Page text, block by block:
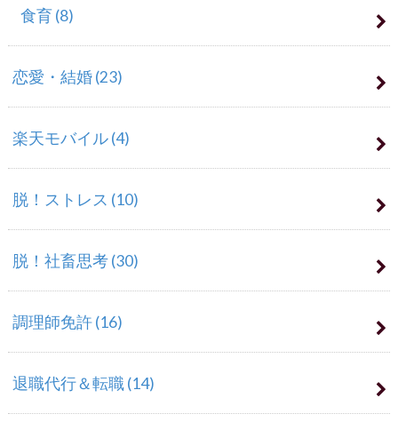
食育(8)
恋愛・結婚(23)
楽天モバイル(4)
脱！ストレス (10)
脱！社畜思考(30)
調理師免許(16)
退職代行＆転職(14)